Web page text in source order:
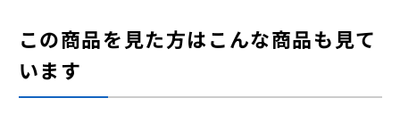
この商品を見た方はこんな商品も見て
います